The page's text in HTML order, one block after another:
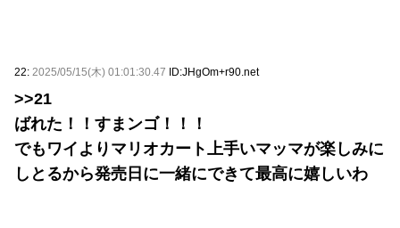
22: 2025/05/15(木) 01:01:30.47 ID:JHgOm+r90.net
>>21
ばれた！！すまンゴ！！！
でもワイよりマリオカート上手いマッマが楽しみに
しとるから発売日に一緒にできて最高に嬉しいわ